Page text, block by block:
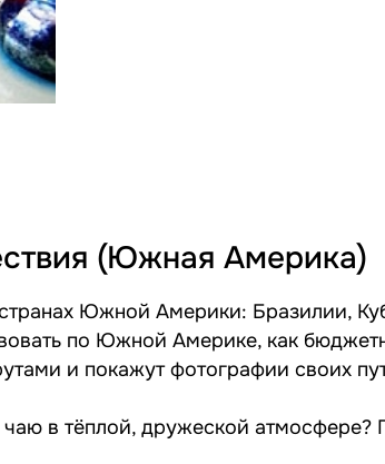
(Южная Америка)
Южной Америки: Бразилии,
по Южной Америке, как
и покажут фотографии своих
в тёплой, дружеской атмосфере?